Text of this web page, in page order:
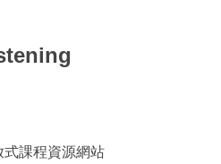
式課程資源網站